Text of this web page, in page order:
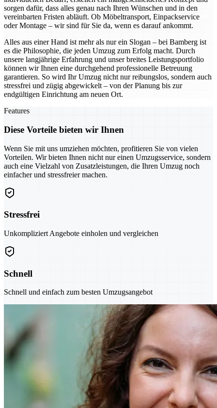
sorgen dafür, dass alles genau nach Ihren Wünschen und in den
vereinbarten Fristen abläuft. Ob Möbeltransport, Einpackservice
oder Montage – wir sind für Sie da, wenn es darauf ankommt.
Alles aus einer Hand ist mehr als nur ein Slogan – bei Bamberg ist
es die Philosophie, die jeden Umzug zum Erfolg macht. Durch
unsere langjährige Erfahrung und unser breites Leistungsportfolio
können wir Ihnen eine durchgehend professionelle Betreuung
garantieren. So wird Ihr Umzug nicht nur reibungslos, sondern auch
stressfrei und zügig abgewickelt – von der Planung bis zur
endgültigen Einrichtung am neuen Ort.
Features
Diese Vorteile bieten wir Ihnen
Wenn Sie mit uns umziehen möchten, profitieren Sie von vielen
Vorteilen. Wir bieten Ihnen nicht nur einen Umzugsservice, sondern
auch eine Vielzahl von Zusatzleistungen, die Ihren Umzug noch
einfacher und stressfreier machen.
Stressfrei
Unkompliziert Angebote einholen und vergleichen
Schnell
Schnell und einfach zum besten Umzugsangebot